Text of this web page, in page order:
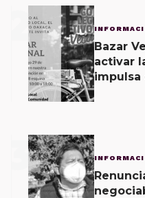
2
Bazar
activar
impulsa
3